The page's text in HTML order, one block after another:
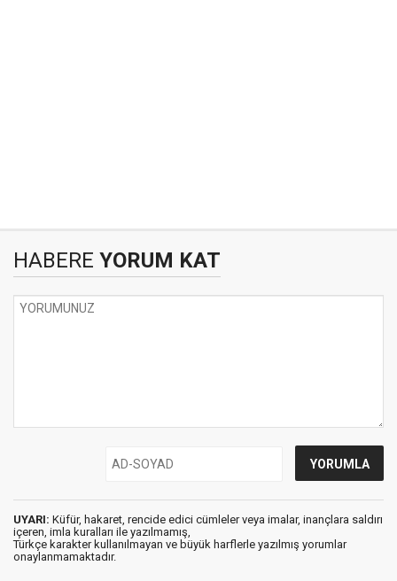
HABERE YORUM KAT
UYARI: Küfür, hakaret, rencide edici cümleler veya imalar, inançlara saldırı
içeren, imla kuralları ile yazılmamış,
Türkçe karakter kullanılmayan ve büyük harflerle yazılmış yorumlar
onaylanmamaktadır.